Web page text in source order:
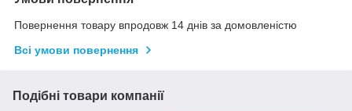
Повернення товару впродовж 14 днів за домовленістю
Всі умови повернення
Подібні товари компанії